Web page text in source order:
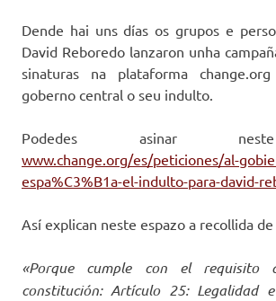
Dende hai uns días os grupos e
David Reboredo lanzaron unha
sinaturas na plataforma
goberno central o seu indulto.
Podedes asinar
www.change.org/es/peticiones/al-
espa%C3%B1a-el-indulto-para-david-
Así explican neste espazo a recollida de
«Porque cumple con el requisito
constitución: Artículo 25: Legalidad